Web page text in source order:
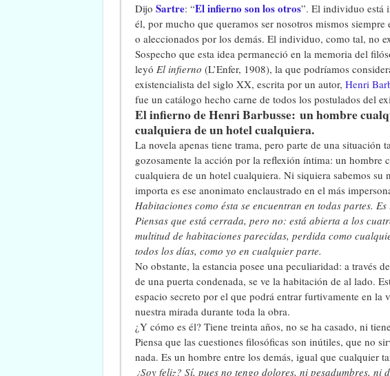
Dijo Sartre: “El infierno son los otros”. El individuo está
él, por mucho que queramos ser nosotros mismos
o aleccionados por los demás. El individuo, como tal, no
Sospecho que esta idea permaneció en la memoria del
leyó El infierno (L’Enfer, 1908), la que podríamos
existencialista del siglo XX, escrita por un autor, Henri
fue un catálogo hecho carne de todos los postulados del
El infierno de Henri Barbusse: un hombre
cualquiera de un hotel cualquiera.
La novela apenas tiene trama, pero parte de una situación
gozosamente la acción por la reflexión íntima: un hombre
cualquiera de un hotel cualquiera. Ni siquiera sabemos su
importa es ese anonimato enclaustrado en el más
Habitaciones como ésta se encuentran en todas partes.
Piensas que está cerrada, pero no: está abierta a los
multitud de habitaciones parecidas, perdida como
todos los días, como yo en cualquier parte.
No obstante, la estancia posee una peculiaridad: a través
de una puerta condenada, se ve la habitación de al lado.
espacio secreto por el que podrá entrar furtivamente en la
nuestra mirada durante toda la obra.
¿Y cómo es él? Tiene treinta años, no se ha casado, ni
Piensa que las cuestiones filosóficas son inútiles, que no
nada. Es un hombre entre los demás, igual que cualquier
¿Soy feliz? Sí, pues no tengo dolores, ni pesadumbres, ni